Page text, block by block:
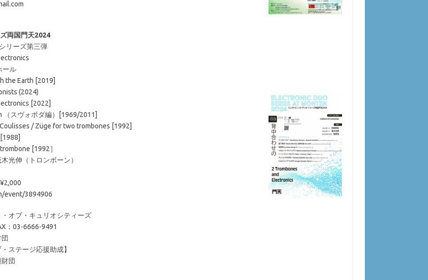
両国門天2024
リーズ第三弾
ール
the Earth [2019]
(2024)
[2022]
（スヴォボダ編）[1969/2011]
/ Züge for two trombones [1992]
[1992］
光伸（トロンボーン）
event/3894906
オブ・キュリオシティーズ
：03-6666-9491
ステージ応援助成】
団